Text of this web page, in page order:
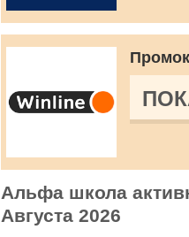
Альфа школа
Августа 2026